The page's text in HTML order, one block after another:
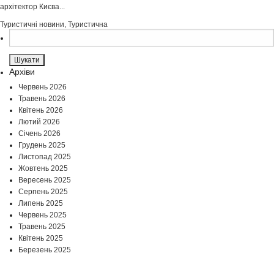
архітектор Києва...
Туристичні новини, Туристична
Архіви
Червень 2026
Травень 2026
Квітень 2026
Лютий 2026
Січень 2026
Грудень 2025
Листопад 2025
Жовтень 2025
Вересень 2025
Серпень 2025
Липень 2025
Червень 2025
Травень 2025
Квітень 2025
Березень 2025